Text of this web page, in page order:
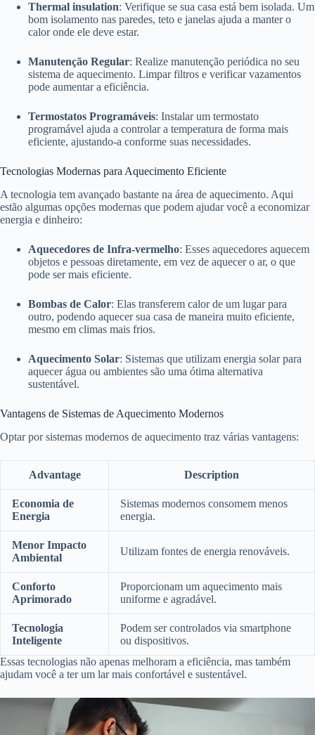
Thermal insulation: Verifique se sua casa está bem isolada. Um
bom isolamento nas paredes, teto e janelas ajuda a manter o
calor onde ele deve estar.
Manutenção Regular: Realize manutenção periódica no seu
sistema de aquecimento. Limpar filtros e verificar vazamentos
pode aumentar a eficiência.
Termostatos Programáveis: Instalar um termostato
programável ajuda a controlar a temperatura de forma mais
eficiente, ajustando-a conforme suas necessidades.
Tecnologias Modernas para Aquecimento Eficiente
A tecnologia tem avançado bastante na área de aquecimento. Aqui
estão algumas opções modernas que podem ajudar você a economizar
energia e dinheiro:
Aquecedores de Infra-vermelho: Esses aquecedores aquecem
objetos e pessoas diretamente, em vez de aquecer o ar, o que
pode ser mais eficiente.
Bombas de Calor: Elas transferem calor de um lugar para
outro, podendo aquecer sua casa de maneira muito eficiente,
mesmo em climas mais frios.
Aquecimento Solar: Sistemas que utilizam energia solar para
aquecer água ou ambientes são uma ótima alternativa
sustentável.
Vantagens de Sistemas de Aquecimento Modernos
Optar por sistemas modernos de aquecimento traz várias vantagens:
Advantage Description
Economia de
Energia
Sistemas modernos consomem menos
energia.
Menor Impacto
Ambiental
Utilizam fontes de energia renováveis.
Conforto
Aprimorado
Proporcionam um aquecimento mais
uniforme e agradável.
Tecnologia
Inteligente
Podem ser controlados via smartphone
ou dispositivos.
Essas tecnologias não apenas melhoram a eficiência, mas também
ajudam você a ter um lar mais confortável e sustentável.